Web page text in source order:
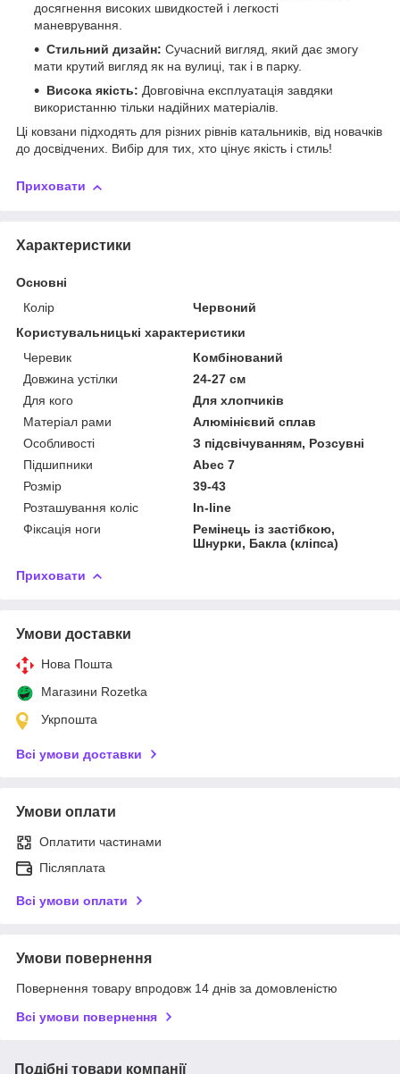
досягнення високих швидкостей і легкості
маневрування.
Стильний дизайн: Сучасний вигляд, який дає змогу
мати крутий вигляд як на вулиці, так і в парку.
Висока якість: Довговічна експлуатація завдяки
використанню тільки надійних матеріалів.
Ці ковзани підходять для різних рівнів катальників, від новачків
до досвідчених. Вибір для тих, хто цінує якість і стиль!
Приховати
Характеристики
Основні
Колір
Червоний
Користувальницькі характеристики
Черевик
Комбінований
Довжина устілки
24-27 см
Для кого
Для хлопчиків
Матеріал рами
Алюмінієвий сплав
Особливості
З підсвічуванням, Розсувні
Підшипники
Abec 7
Розмір
39-43
Розташування коліс
In-line
Фіксація ноги
Ремінець із застібкою,
Шнурки, Бакла (кліпса)
Приховати
Умови доставки
Нова Пошта
Магазини Rozetka
Укрпошта
Всі умови доставки
Умови оплати
Оплатити частинами
Післяплата
Всі умови оплати
Умови повернення
Повернення товару впродовж 14 днів за домовленістю
Всі умови повернення
Подібні товари компанії